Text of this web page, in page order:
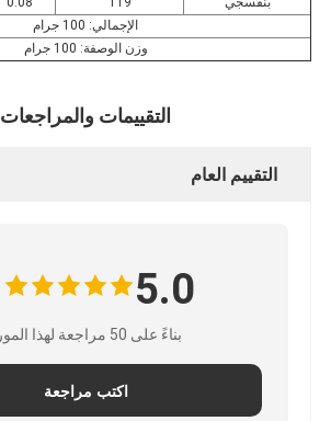
الإجمالي: 100 جرام
وزن الوصفة: 100 جرام
التقييمات والمراجعات
التقييم العام
5.0
بناءً على 50 مراجعة لهذا المورد
اكتب مراجعة